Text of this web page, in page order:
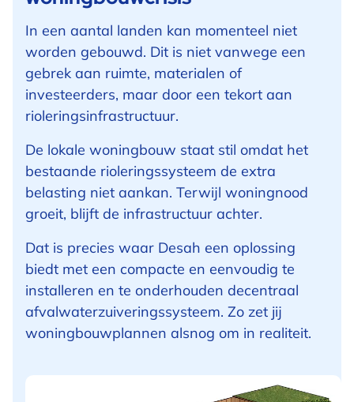
In een aantal landen kan momenteel niet
worden gebouwd. Dit is niet vanwege een
gebrek aan ruimte, materialen of
investeerders, maar door een tekort aan
rioleringsinfrastructuur.
De lokale woningbouw staat stil omdat het
bestaande rioleringssysteem de extra
belasting niet aankan. Terwijl woningnood
groeit, blijft de infrastructuur achter.
Dat is precies waar Desah een oplossing
biedt met een compacte en eenvoudig te
installeren en te onderhouden decentraal
afvalwaterzuiveringssysteem. Zo zet jij
woningbouwplannen alsnog om in realiteit.